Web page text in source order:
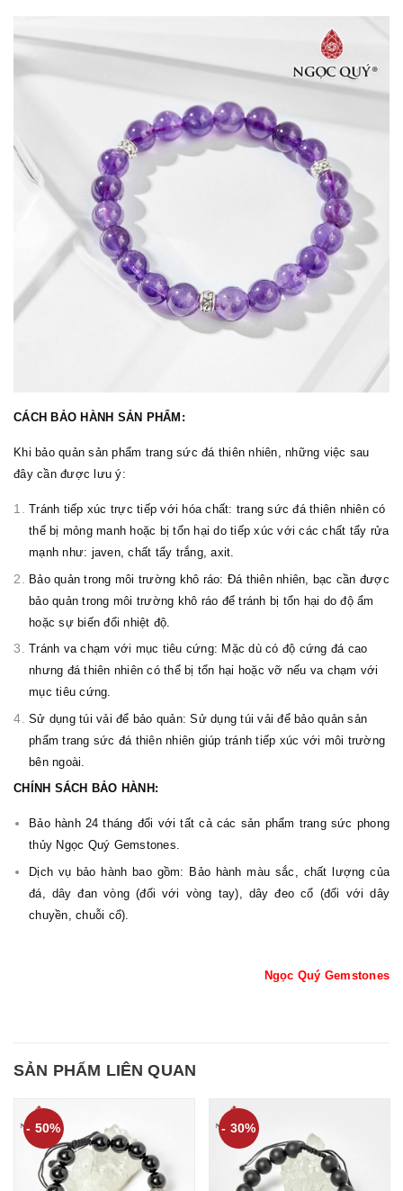
CÁCH BẢO HÀNH SẢN PHẨM:
Khi bảo quản sản phẩm trang sức đá thiên nhiên, những việc sau
đây cần được lưu ý:
Tránh tiếp xúc trực tiếp với hóa chất: trang sức đá thiên nhiên có
thể bị mỏng manh hoặc bị tổn hại do tiếp xúc với các chất tẩy rửa
mạnh như: javen, chất tẩy trắng, axit.
Bảo quản trong môi trường khô ráo: Đá thiên nhiên, bạc cần được
bảo quản trong môi trường khô ráo để tránh bị tổn hại do độ ẩm
hoặc sự biến đổi nhiệt độ.
Tránh va chạm với mục tiêu cứng: Mặc dù có độ cứng đá cao
nhưng đá thiên nhiên có thể bị tổn hại hoặc vỡ nếu va chạm với
mục tiêu cứng.
Sử dụng túi vải để bảo quản: Sử dụng túi vải để bảo quản sản
phẩm trang sức đá thiên nhiên giúp tránh tiếp xúc với môi trường
bên ngoài.
CHÍNH SÁCH BẢO HÀNH:
Bảo hành 24 tháng đối với tất cả các sản phẩm trang sức phong
thủy Ngọc Quý Gemstones.
Dịch vụ bảo hành bao gồm: Bảo hành màu sắc, chất lượng của
đá, dây đan vòng (đối với vòng tay), dây đeo cổ (đối với dây
chuyền, chuỗi cổ).
Ngọc Quý Gemstones
SẢN PHẨM LIÊN QUAN
- 50% - 30%